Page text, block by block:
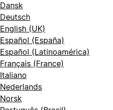
Dansk
Deutsch
English (UK)
Español (España)
Español (Latinoamérica)
Français (France)
Italiano
Nederlands
Norsk